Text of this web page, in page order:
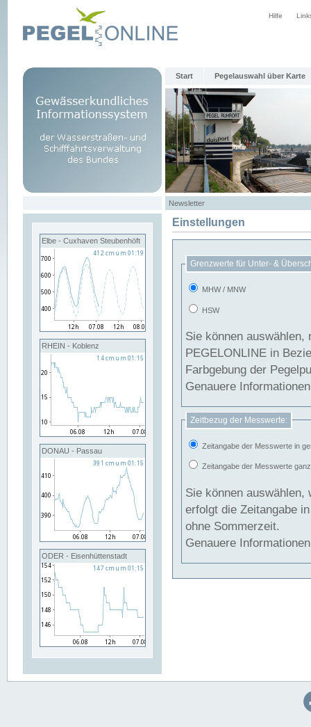
Hilfe
Start Pegelauswahl über Karte
Newsletter
Elbe - Cuxhaven Steubenhöft
RHEIN - Koblenz
DONAU - Passau
ODER - Eisenhüttenstadt
Einstellungen
Grenzwerte für Unter- &
MHW / MNW
HSW
Sie können
PEGELONLINE in Beziehung
Farbgebung der
Genauere
Zeitbezug der Messwerte:
Zeitangabe der Messwerte in
Zeitangabe der Messwerte
Sie können auswählen,
erfolgt die Zeitangabe
ohne Sommerzeit.
Genauere